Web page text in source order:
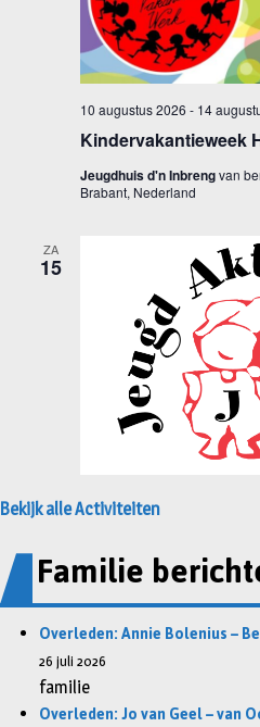
Bekijk alle Activiteiten
Familie
Overleden: Annie Bolenius –
26 juli 2026
familie
Overleden: Jo van Geel – van